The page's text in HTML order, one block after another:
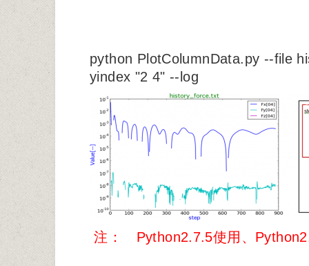
python PlotColumnData.py --file
yindex "2 4" --log
注： Python2.7.5使用、